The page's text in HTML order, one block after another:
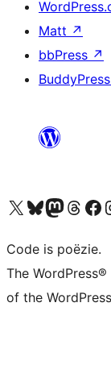
Matt ↗
bbPress ↗
BuddyPress
Bezoek ons X (voorheen Twitter) account
Bezoek ons Bluesky account
Bezoek ons Mastodon
Bezoek onsOnze
Code is poëzie.
The
of the